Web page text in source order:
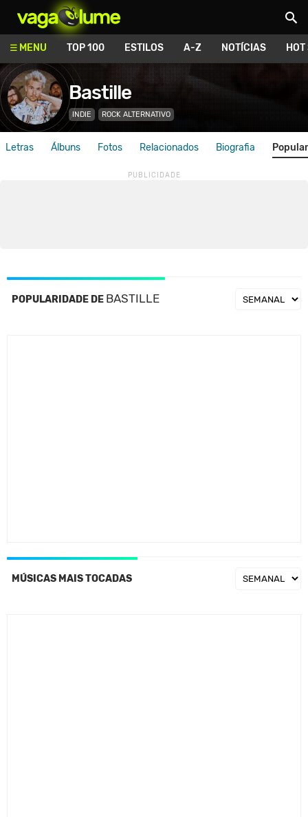
MENU TOP 100 ESTILOS A-Z NOTÍCIAS
Bastille
INDIE ROCK ALTERNATIVO
Letras Álbuns Fotos Relacionados Biografia
POPULARIDADE DE BASTILLE
MÚSICAS MAIS TOCADAS